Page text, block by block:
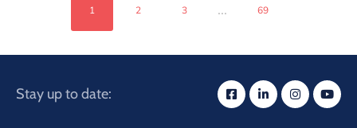
1 2 3 ... 69
Stay up to date: